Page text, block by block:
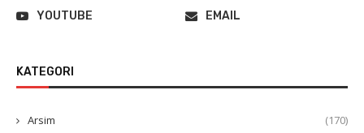
YOUTUBE
EMAIL
KATEGORI
Arsim (170)